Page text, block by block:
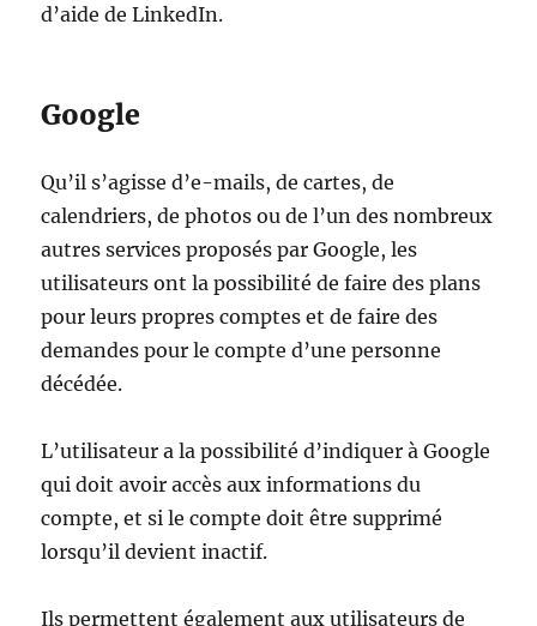
d’aide de LinkedIn.
Google
Qu’il s’agisse d’e-mails, de cartes, de
calendriers, de photos ou de l’un des nombreux
autres services proposés par Google, les
utilisateurs ont la possibilité de faire des plans
pour leurs propres comptes et de faire des
demandes pour le compte d’une personne
décédée.
L’utilisateur a la possibilité d’indiquer à Google
qui doit avoir accès aux informations du
compte, et si le compte doit être supprimé
lorsqu’il devient inactif.
Ils permettent également aux utilisateurs de